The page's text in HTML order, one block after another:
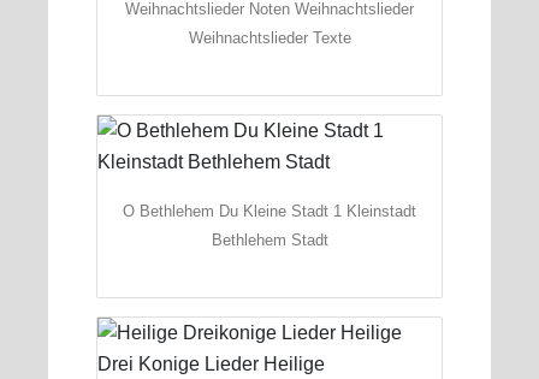
Weihnachtslieder Noten Weihnachtslieder
Weihnachtslieder Texte
O Bethlehem Du Kleine Stadt 1 Kleinstadt
Bethlehem Stadt